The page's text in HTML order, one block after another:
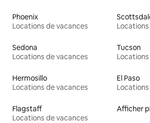
Phoenix
Locations de vacances
Sedona
Locations de vacances
Tucson
Hermosillo
Locations de vacances
El Paso
Flagstaff
Locations de vacances
Afficher